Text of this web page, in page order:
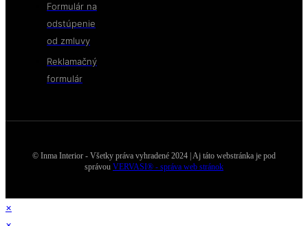
Formulár na
odstúpenie
od zmluvy
Reklamačný
formulár
© Inma Interior - Všetky práva vyhradené 2024 | Aj táto webstránka je pod
správou VERVASI® - správa web stránok
×